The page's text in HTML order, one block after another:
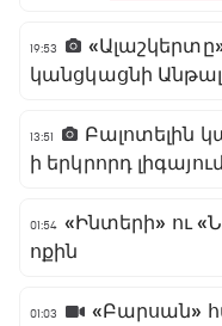
19:53
կանցկացնի
13:51
Բալոտելին
ի երկրորդ
01:54 «Ինտերի» ու
ոքին
01:03
«Բարսան»